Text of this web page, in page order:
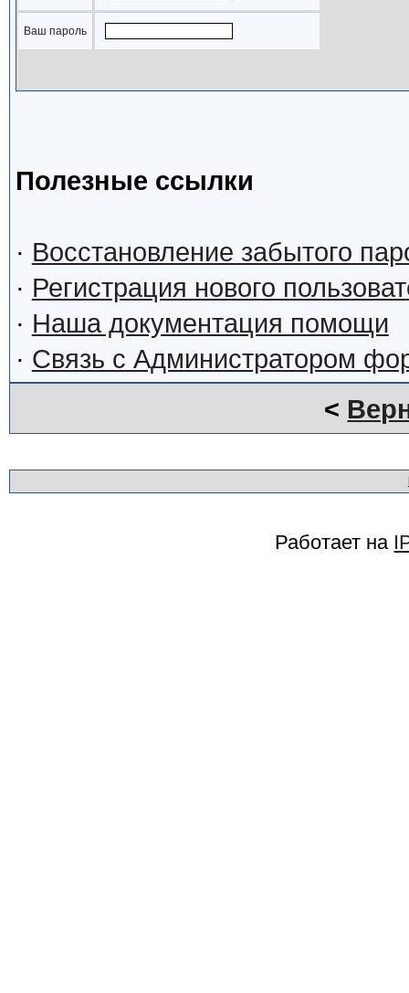
Ваш пароль
Полезные ссылки
· Восстановление забытого
· Регистрация нового
· Наша документация помощи
· Связь с Администратором
<
Работает на